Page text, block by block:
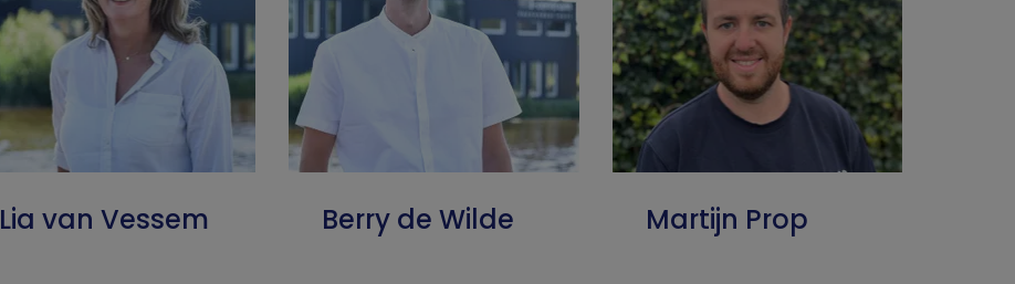
Lia van Vessem Berry de Wilde Martijn Prop